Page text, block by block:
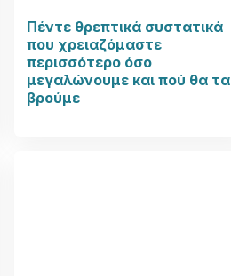
Πέντε θρεπτικά συστατικά
που χρειαζόμαστε
περισσότερο όσο
μεγαλώνουμε και πού θα τα
βρούμε